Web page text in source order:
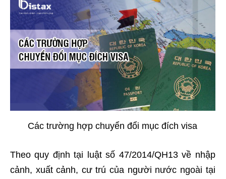
Các trường hợp chuyển đổi mục đích visa
Theo quy định tại luật số 47/2014/QH13 về nhập
cảnh, xuất cảnh, cư trú của người nước ngoài tại